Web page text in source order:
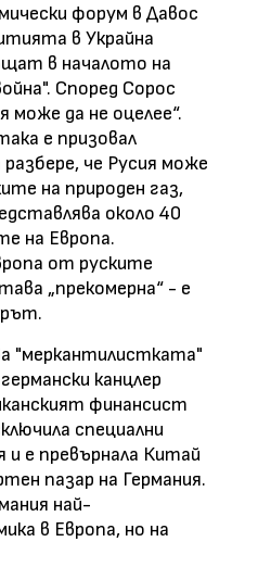
форум в Давос
в Украйна
в началото на
Според Сорос
може да не оцелее“.
е призовал
че Русия може
на природен газ,
около 40
на Европа.
от руските
„прекомерна“ - е
"меркантилистката"
канцлер
финансист
специални
и е превърнала Китай
пазар на Германия.
най-
в Европа, но на